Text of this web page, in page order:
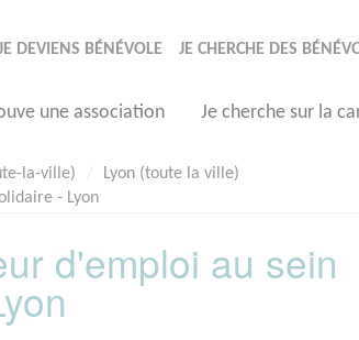
DEVIENS BÉNÉVOLE JE CHERCHE DES
une association Je cherche sur la
la-ville)
Lyon (toute la ville)
- Lyon
d'emploi au sein